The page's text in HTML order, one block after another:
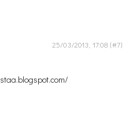
25/03/2013, 17:08